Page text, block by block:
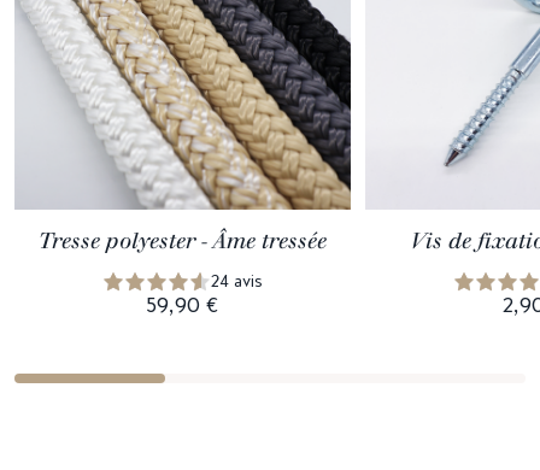
Tresse polyester - Âme tressée
24 avis
59,90 €
Vis de